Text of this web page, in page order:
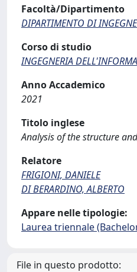
Facoltà/Dipartimento
DIPARTIMENTO DI
Corso di studio
INGEGNERIA
Anno Accademico
2021
Titolo inglese
Analysis of the structure
Relatore
FRIGIONI, DANIELE
DI BERARDINO, ALBERTO
Appare nelle tipologie:
Laurea triennale
File in questo prodotto: